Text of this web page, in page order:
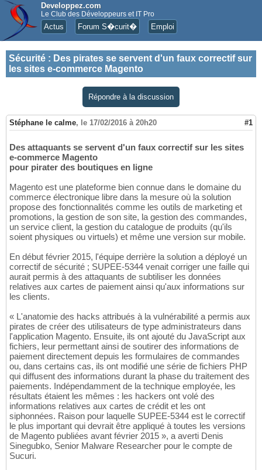
Developpez.com
Le Club des Développeurs et IT Pro
Actus Forum S�curit� Emploi
Sécurité : Des pirates se servent d'un faux correctif sur
les sites e-commerce Magento
Répondre à la discussion
Stéphane le calme, le 17/02/2016 à 20h20 #1
Des attaquants se servent d'un faux correctif sur les sites
e-commerce Magento
pour pirater des boutiques en ligne
Magento est une plateforme bien connue dans le domaine du
commerce électronique libre dans la mesure où la solution
propose des fonctionnalités comme les outils de marketing et
promotions, la gestion de son site, la gestion des commandes,
un service client, la gestion du catalogue de produits (qu'ils
soient physiques ou virtuels) et même une version sur mobile.
En début février 2015, l'équipe derrière la solution a déployé un
correctif de sécurité ; SUPEE-5344 venait corriger une faille qui
aurait permis à des attaquants de subtiliser les données
relatives aux cartes de paiement ainsi qu'aux informations sur
les clients.
« L'anatomie des hacks attribués à la vulnérabilité a permis aux
pirates de créer des utilisateurs de type administrateurs dans
l'application Magento. Ensuite, ils ont ajouté du JavaScript aux
fichiers, leur permettant ainsi de soutirer des informations de
paiement directement depuis les formulaires de commandes
ou, dans certains cas, ils ont modifié une série de fichiers PHP
qui diffusent des informations durant la phase du traitement des
paiements. Indépendamment de la technique employée, les
résultats étaient les mêmes : les hackers ont volé des
informations relatives aux cartes de crédit et les ont
siphonnées. Raison pour laquelle SUPEE-5344 est le correctif
le plus important qui devrait être appliqué à toutes les versions
de Magento publiées avant février 2015 », a averti Denis
Sinegubko, Senior Malware Researcher pour le compte de
Sucuri.